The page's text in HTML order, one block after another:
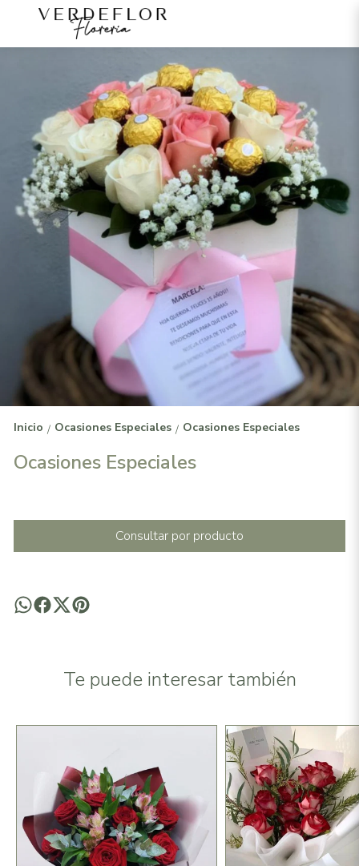
Inicio / Ocasiones Especiales / Ocasiones Especiales
Ocasiones Especiales
Consultar por producto
Te puede interesar también